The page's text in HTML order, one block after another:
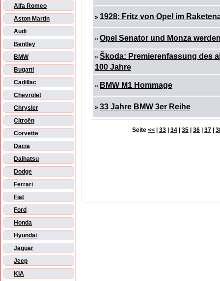
Alfa Romeo
Aston Martin
Audi
Bentley
BMW
Bugatti
Cadillac
Chevrolet
Chrysler
Citroën
Corvette
Dacia
Daihatsu
Dodge
Ferrari
Fiat
Ford
Honda
Hyundai
Jaguar
Jeep
KIA
» 1928: Fritz von Opel im
» Opel Senator und Monza
» Škoda: Premierenfassung des
100 Jahre
» BMW M1 Hommage
» 33 Jahre BMW 3er Reihe
Seite << 33 34 35 36 37